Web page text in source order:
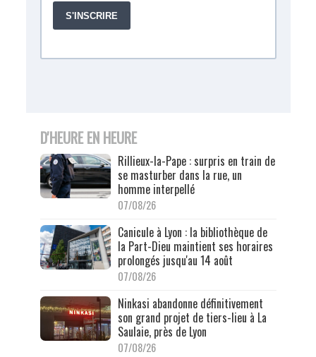
D'HEURE EN HEURE
Rillieux-la-Pape : surpris en train de
se masturber dans la rue, un
homme interpellé
07/08/26
Canicule à Lyon : la bibliothèque de
la Part-Dieu maintient ses horaires
prolongés jusqu'au 14 août
07/08/26
Ninkasi abandonne définitivement
son grand projet de tiers-lieu à La
Saulaie, près de Lyon
07/08/26